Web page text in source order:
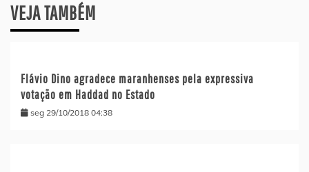
VEJA TAMBÉM
Flávio Dino agradece maranhenses pela expressiva
votação em Haddad no Estado
seg 29/10/2018 04:38